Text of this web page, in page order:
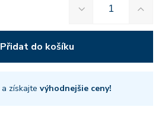
Přidat do košíku
a získajte výhodnejšie ceny!